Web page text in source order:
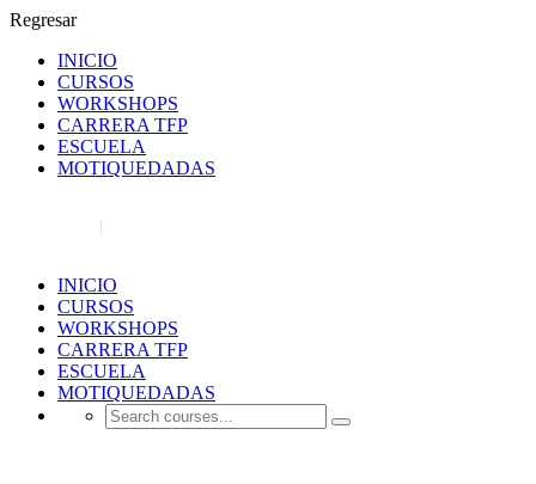
Regresar
INICIO
CURSOS
WORKSHOPS
CARRERA TFP
ESCUELA
MOTIQUEDADAS
INICIO
CURSOS
WORKSHOPS
CARRERA TFP
ESCUELA
MOTIQUEDADAS